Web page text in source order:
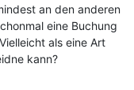
an den anderen
eine Buchung
als eine Art
kann?